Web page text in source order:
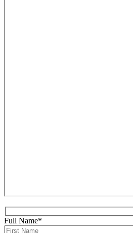
Full Name*